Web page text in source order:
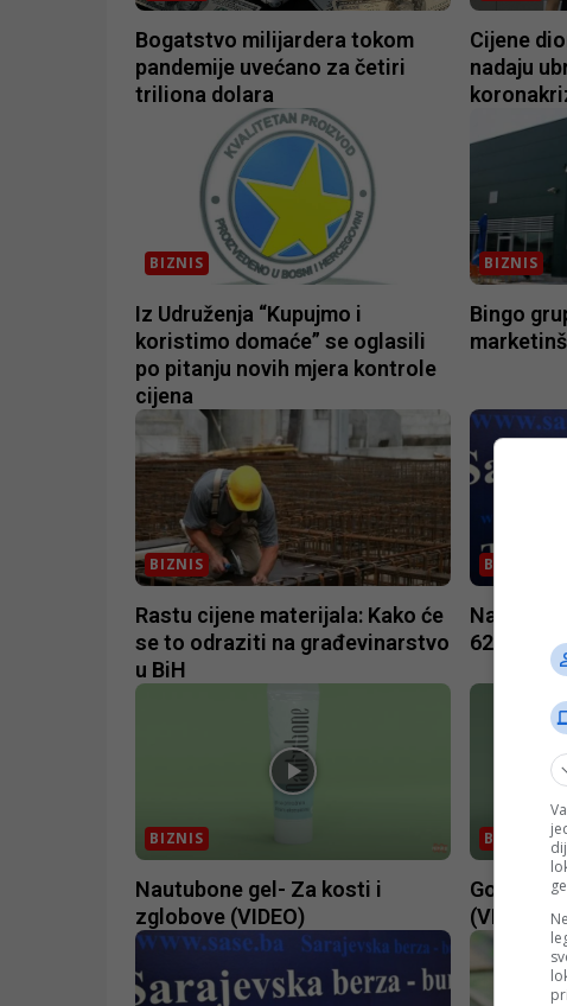
Bogatstvo milijardera tokom
pandemije uvećano za četiri
triliona dolara
Cijene
nadaju
BIZNIS
Iz Udruženja “Kupujmo i
koristimo domaće” se oglasili
po pitanju novih mjera kontrole
cijena
BIZNIS
Bingo
BIZNIS
Rastu cijene materijala: Kako će
se to odraziti na građevinarstvo
u BiH
BIZNIS
Na
62.226,50
BIZNIS
Nautubone gel- Za kosti i
zglobove (VIDEO)
BIZNIS
GoSlim –
(VIDEO)